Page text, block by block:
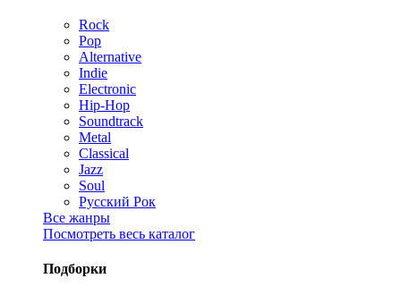
Rock
Pop
Alternative
Indie
Electronic
Hip-Hop
Soundtrack
Metal
Classical
Jazz
Soul
Русский Рок
Все жанры
Посмотреть весь каталог
Подборки